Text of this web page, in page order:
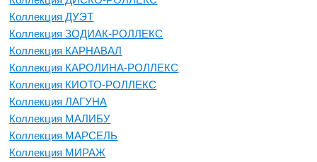
Коллекция ДУЭТ
Коллекция ЗОДИАК-РОЛЛЕКС
Коллекция КАРНАВАЛ
Коллекция КАРОЛИНА-РОЛЛЕКС
Коллекция КИОТО-РОЛЛЕКС
Коллекция ЛАГУНА
Коллекция МАЛИБУ
Коллекция МАРСЕЛЬ
Коллекция МИРАЖ